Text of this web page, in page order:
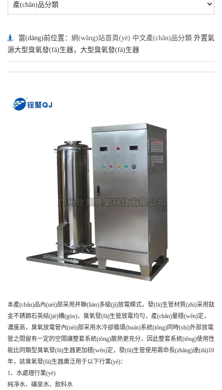
當(dāng)前位置： 網(wǎng)站首頁(yè) 中文產(chǎn)品分類 外置氣
源大型臭氧發(fā)生器，大型臭氧發(fā)生器
本產(chǎn)品內(nèi)部采用并聯(lián)多級(jí)放電模式，發(fā)生管材質(zhì)采用鈦
金不銹鋼石英結(jié)構(gòu)，臭氧發(fā)生管放電均勻，產(chǎn)量穩(wěn)定，
濃度高，臭氧放電管內(nèi)部采用水冷卻循環(huán)系統(tǒng)同時(shí)外部放電
管之間留有一定的空間讓整套系統(tǒng)散熱更充分，因此整套系統(tǒng)使用性
能比同類型臭氧發(fā)生器更加穩(wěn)定，發(fā)生管使用壽命長(zhǎng)達(dá)10
年，該臭氧發(fā)生器廣泛用于以下行業(yè)：
1、水處理行業(yè)
純凈水、礦泉水、飲料水